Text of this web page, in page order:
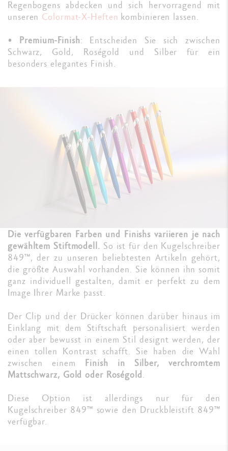
Regenbogens abdecken und sich hervorragend mit
unseren Colormat-X-Heften kombinieren lassen.
• Premium-Finish: Entscheiden Sie sich zwischen
Schwarz, Gold, Roségold und Silber für ein
besonders elegantes Finish.
Die verfügbaren Farben und Finishs variieren je nach
gewähltem Stiftmodell. So ist für den Kugelschreiber
849™, der zu unseren beliebtesten Artikeln gehört,
die größte Auswahl vorhanden. Sie können ihn somit
ganz individuell gestalten, damit er perfekt zu dem
Image Ihrer Marke passt.
Der Clip und der Drücker können darüber hinaus im
Einklang mit dem Stiftschaft personalisiert werden
oder aber bewusst in einem Stil designt werden, der
einen tollen Kontrast schafft. Sie haben die Wahl
zwischen einem Finish in Silber, verchromtem
Mattschwarz, Gold oder Roségold
Diese Option ist allerdings nur für den
Kugelschreiber 849™ sowie den Druckbleistift 849™
verfügbar.